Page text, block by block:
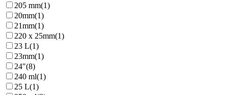
205 mm(1)
20mm(1)
21mm(1)
220 x 25mm(1)
23 L(1)
23mm(1)
24"(8)
240 ml(1)
25 L(1)